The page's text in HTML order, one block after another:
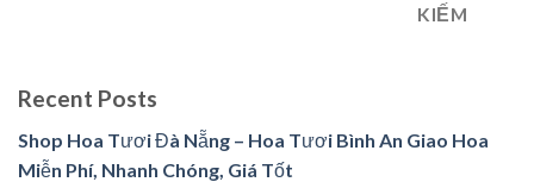
KIẾM
Recent Posts
Shop Hoa Tươi Đà Nẵng – Hoa Tươi Bình An Giao Hoa
Miễn Phí, Nhanh Chóng, Giá Tốt